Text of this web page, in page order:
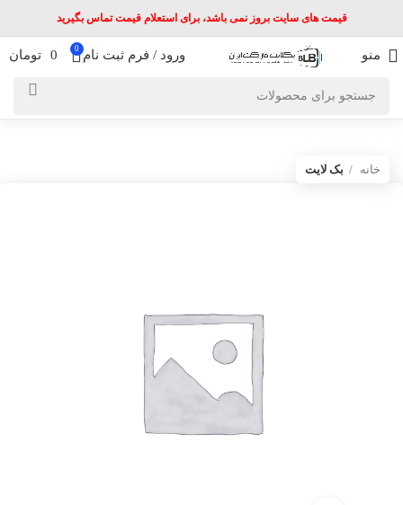
قیمت های سایت بروز نمی باشد، برای استعلام قیمت تماس بگیرید
منو ورود / فرم ثبت نام 0
0 تومان
خانه بک لایت